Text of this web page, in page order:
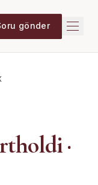
gönder
·